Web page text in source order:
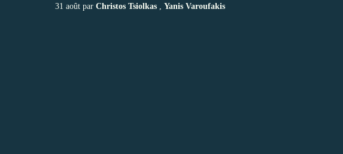
31 août par Christos Tsiolkas , Yanis Varoufakis